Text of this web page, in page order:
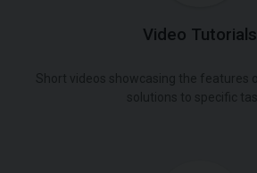
Video Tutorials